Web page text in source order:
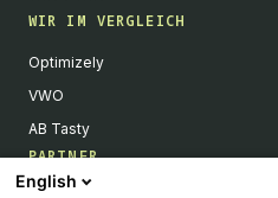
WIR IM VERGLEICH
Optimizely
VWO
AB Tasty
PARTNER
English